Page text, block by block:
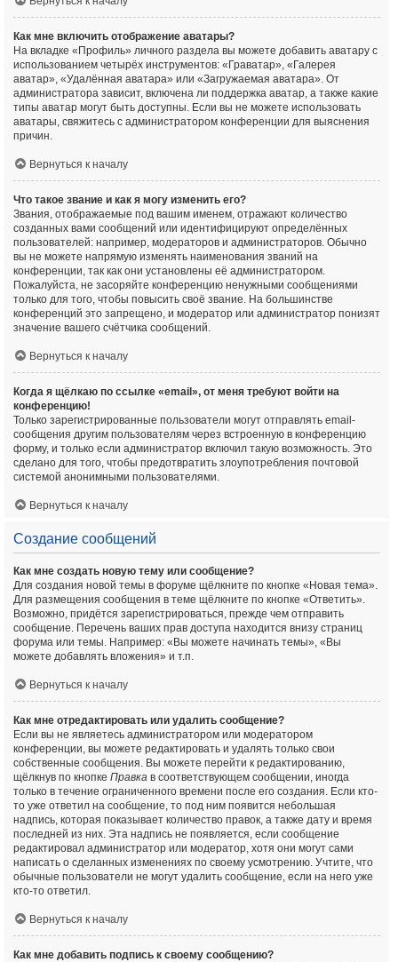
Как мне включить отображение аватары?
На вкладке «Профиль» личного раздела вы можете добавить аватару с
использованием четырёх инструментов: «Граватар», «Галерея
аватар», «Удалённая аватара» или «Загружаемая аватара». От
администратора зависит, включена ли поддержка аватар, а также какие
типы аватар могут быть доступны. Если вы не можете использовать
аватары, свяжитесь с администратором конференции для выяснения
причин.
Вернуться к началу
Что такое звание и как я могу изменить его?
Звания, отображаемые под вашим именем, отражают количество
созданных вами сообщений или идентифицируют определённых
пользователей: например, модераторов и администраторов. Обычно
вы не можете напрямую изменять наименования званий на
конференции, так как они установлены её администратором.
Пожалуйста, не засоряйте конференцию ненужными сообщениями
только для того, чтобы повысить своё звание. На большинстве
конференций это запрещено, и модератор или администратор понизят
значение вашего счётчика сообщений.
Вернуться к началу
Когда я щёлкаю по ссылке «email», от меня требуют войти на
конференцию!
Только зарегистрированные пользователи могут отправлять email-
сообщения другим пользователям через встроенную в конференцию
форму, и только если администратор включил такую возможность. Это
сделано для того, чтобы предотвратить злоупотребления почтовой
системой анонимными пользователями.
Вернуться к началу
Создание сообщений
Как мне создать новую тему или сообщение?
Для создания новой темы в форуме щёлкните по кнопке «Новая тема».
Для размещения сообщения в теме щёлкните по кнопке «Ответить».
Возможно, придётся зарегистрироваться, прежде чем отправить
сообщение. Перечень ваших прав доступа находится внизу страниц
форума или темы. Например: «Вы можете начинать темы», «Вы
можете добавлять вложения» и т.п.
Вернуться к началу
Как мне отредактировать или удалить сообщение?
Если вы не являетесь администратором или модератором
конференции, вы можете редактировать и удалять только свои
собственные сообщения. Вы можете перейти к редактированию,
щёлкнув по кнопке Правка в соответствующем сообщении, иногда
только в течение ограниченного времени после его создания. Если кто-
то уже ответил на сообщение, то под ним появится небольшая
надпись, которая показывает количество правок, а также дату и время
последней из них. Эта надпись не появляется, если сообщение
редактировал администратор или модератор, хотя они могут сами
написать о сделанных изменениях по своему усмотрению. Учтите, что
обычные пользователи не могут удалить сообщение, если на него уже
кто-то ответил.
Вернуться к началу
Как мне добавить подпись к своему сообщению?